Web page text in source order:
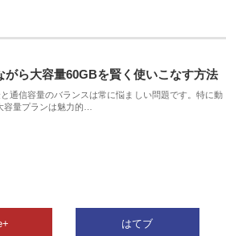
がら大容量60GBを賢く使いこなす方法
通信容量のバランスは常に悩ましい問題です。特に動
容量プランは魅力的…
はてブ